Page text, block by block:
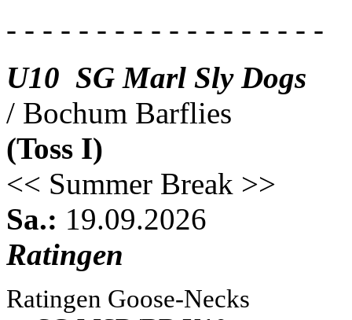
- - - - - - - - - - - - - - - - - -
U10 SG Marl Sly Dogs
/ Bochum Barflies
(Toss I)
<< Summer Break >>
Sa.: 19.09.2026
Ratingen
Ratingen Goose-Necks